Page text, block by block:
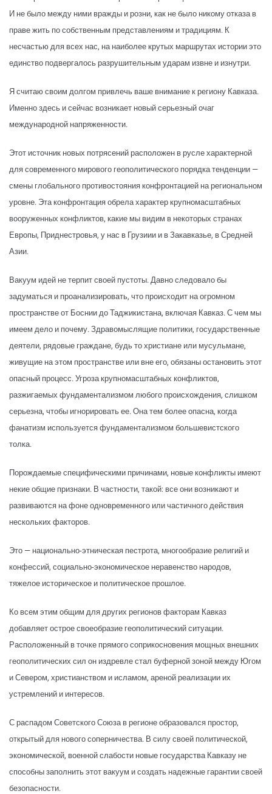
И не было между ними вражды и розни, как не было никому отказа в
праве жить по собственным представлениям и традициям. К
несчастью для всех нас, на наиболее крутых маршрутах истории это
единство подвергалось разрушительным ударам извне и изнутри.
Я считаю своим долгом привлечь ваше внимание к региону Кавказа.
Именно здесь и сейчас возникает новый серьезный очаг
международной напряженности.
Этот источник новых потрясений расположен в русле характерной
для современного мирового геополитического порядка тенденции —
смены глобального противостояния конфронтацией на региональном
уровне. Эта конфронтация обрела характер крупномасштабных
вооруженных конфликтов, какие мы видим в некоторых странах
Европы, Приднестровья, у нас в Грузиии и в Закавказье, в Средней
Азии.
Вакуум идей не терпит своей пустоты. Давно следовало бы
задуматься и проанализировать, что происходит на огромном
пространстве от Боснии до Таджикистана, включая Кавказ. С чем мы
имеем дело и почему. Здравомыслящие политики, государственные
деятели, рядовые граждане, будь то христиане или мусульмане,
живущие на этом пространстве или вне его, обязаны остановить этот
опасный процесс. Угроза крупномасштабных конфликтов,
разжигаемых фундаментализмом любого происхождения, слишком
серьезна, чтобы игнорировать ее. Она тем более опасна, когда
фанатизм используется фундаментализмом большевистского
толка.
Порождаемые специфическими причинами, новые конфликты имеют
некие общие признаки. В частности, такой: все они возникают и
развиваются на фоне одновременного или частичного действия
нескольких факторов.
Это — национально-этническая пестрота, многообразие религий и
конфессий, социально-экономическое неравенство народов,
тяжелое историческое и политическое прошлое.
Ко всем этим общим для других регионов факторам Кавказ
добавляет острое своеобразие геополитический ситуации.
Расположенный в точке прямого соприкосновения мощных внешних
геополитических сил он издревле стал буферной зоной между Югом
и Севером, христианством и исламом, ареной реализации их
устремлений и интересов.
С распадом Советского Союза в регионе образовался простор,
открытый для нового соперничества. В силу своей политической,
экономической, военной слабости новые государства Кавказу не
способны заполнить этот вакуум и создать надежные гарантии своей
безопасности.